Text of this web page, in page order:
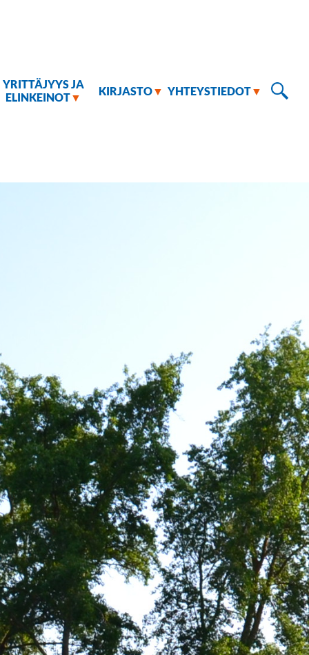
YRITTÄJYYS JA
ELINKEINOT
KIRJASTO YHTEYSTIEDOT